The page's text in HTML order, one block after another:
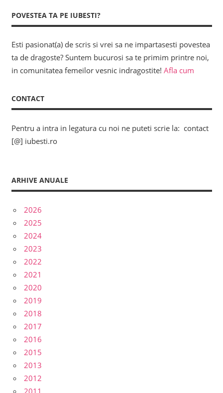
POVESTEA TA PE IUBESTI?
Esti pasionat(a) de scris si vrei sa ne impartasesti povestea
ta de dragoste? Suntem bucurosi sa te primim printre noi,
in comunitatea femeilor vesnic indragostite! Afla cum
CONTACT
Pentru a intra in legatura cu noi ne puteti scrie la: contact
[@] iubesti.ro
ARHIVE ANUALE
2026
2025
2024
2023
2022
2021
2020
2019
2018
2017
2016
2015
2013
2012
2011